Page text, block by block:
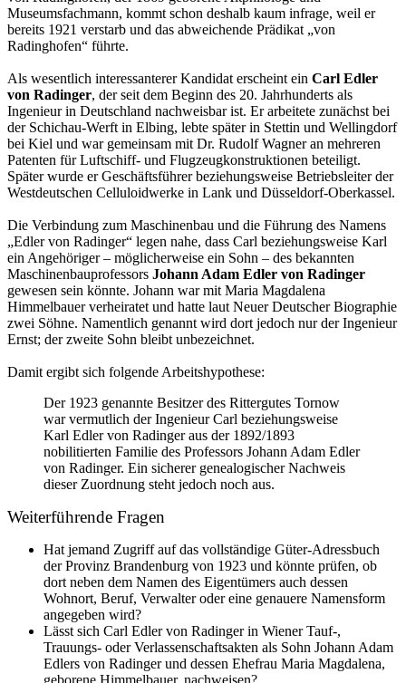
Museumsfachmann, kommt schon deshalb kaum infrage, weil er
bereits 1921 verstarb und das abweichende Prädikat „von
Radinghofen“ führte.
Als wesentlich interessanterer Kandidat erscheint ein Carl Edler
von Radinger, der seit dem Beginn des 20. Jahrhunderts als
Ingenieur in Deutschland nachweisbar ist. Er arbeitete zunächst bei
der Schichau-Werft in Elbing, lebte später in Stettin und Wellingdorf
bei Kiel und war gemeinsam mit Dr. Rudolf Wagner an mehreren
Patenten für Luftschiff- und Flugzeugkonstruktionen beteiligt.
Später wurde er Geschäftsführer beziehungsweise Betriebsleiter der
Westdeutschen Celluloidwerke in Lank und Düsseldorf-Oberkassel.
Die Verbindung zum Maschinenbau und die Führung des Namens
„Edler von Radinger“ legen nahe, dass Carl beziehungsweise Karl
ein Angehöriger – möglicherweise ein Sohn – des bekannten
Maschinenbauprofessors Johann Adam Edler von Radinger
gewesen sein könnte. Johann war mit Maria Magdalena
Himmelbauer verheiratet und hatte laut Neuer Deutscher Biographie
zwei Söhne. Namentlich genannt wird dort jedoch nur der Ingenieur
Ernst; der zweite Sohn bleibt unbezeichnet.
Damit ergibt sich folgende Arbeitshypothese:
Der 1923 genannte Besitzer des Rittergutes Tornow
war vermutlich der Ingenieur Carl beziehungsweise
Karl Edler von Radinger aus der 1892/1893
nobilitierten Familie des Professors Johann Adam Edler
von Radinger. Ein sicherer genealogischer Nachweis
dieser Zuordnung steht jedoch noch aus.
Weiterführende Fragen
Hat jemand Zugriff auf das vollständige Güter-Adressbuch
der Provinz Brandenburg von 1923 und könnte prüfen, ob
dort neben dem Namen des Eigentümers auch dessen
Wohnort, Beruf, Verwalter oder eine genauere Namensform
angegeben wird?
Lässt sich Carl Edler von Radinger in Wiener Tauf-,
Trauungs- oder Verlassenschaftsakten als Sohn Johann Adam
Edlers von Radinger und dessen Ehefrau Maria Magdalena,